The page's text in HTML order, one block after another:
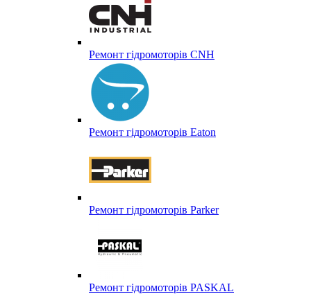
Ремонт гідромоторів CNH
Ремонт гідромоторів Eaton
Ремонт гідромоторів Parker
Ремонт гідромоторів PASKAL